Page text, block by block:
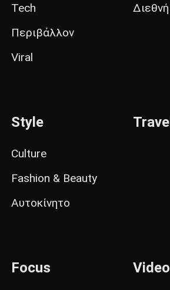
Tech
Περιβάλλον
Viral
Διεθνή
Style
Culture
Fashion & Beauty
Αυτοκίνητο
Travel
Focus Video